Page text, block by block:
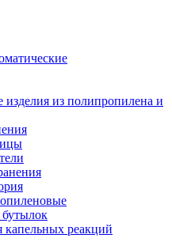
изделия из полипропилена и
реакций